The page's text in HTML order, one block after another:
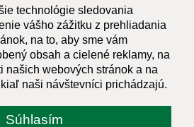
technológie sledovania
vášho zážitku z prehliadania
na to, aby sme vám
obsah a cielené reklamy, na
našich webových stránok a na
naši návštevníci prichádzajú.
Súhlasím
úrad Podhorany
Mechenice 51
46 Podhorany
0917 905 819